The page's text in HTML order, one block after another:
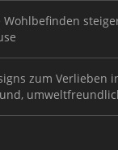
Wohlbefinden
zum Verlieben